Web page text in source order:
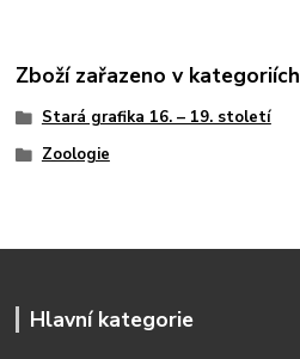
Zboží zařazeno v kategoriích
Stará grafika 16. – 19. století
Zoologie
Hlavní kategorie